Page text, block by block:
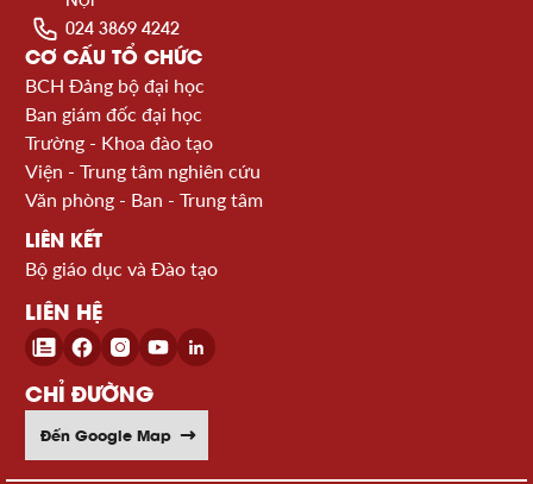
024 3869 4242
CƠ CẤU TỔ CHỨC
BCH Đảng bộ đại học
Ban giám đốc đại học
Trường - Khoa đào tạo
Viện - Trung tâm nghiên cứu
Văn phòng - Ban - Trung tâm
LIÊN KẾT
Bộ giáo dục và Đào tạo
LIÊN HỆ
CHỈ ĐƯỜNG
Đến Google Map